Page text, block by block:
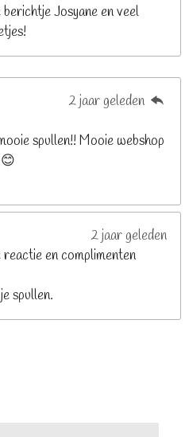
Josyane en veel
2 jaar geleden
spullen!! Mooie webshop
2 jaar geleden
en complimenten
spullen.